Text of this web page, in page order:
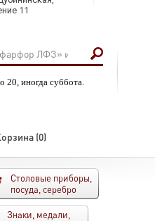
11
иногда суббота.
(0)
Столовые приборы,
посуда, серебро
Знаки, медали,